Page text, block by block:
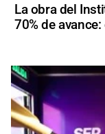
La obra del
70% de